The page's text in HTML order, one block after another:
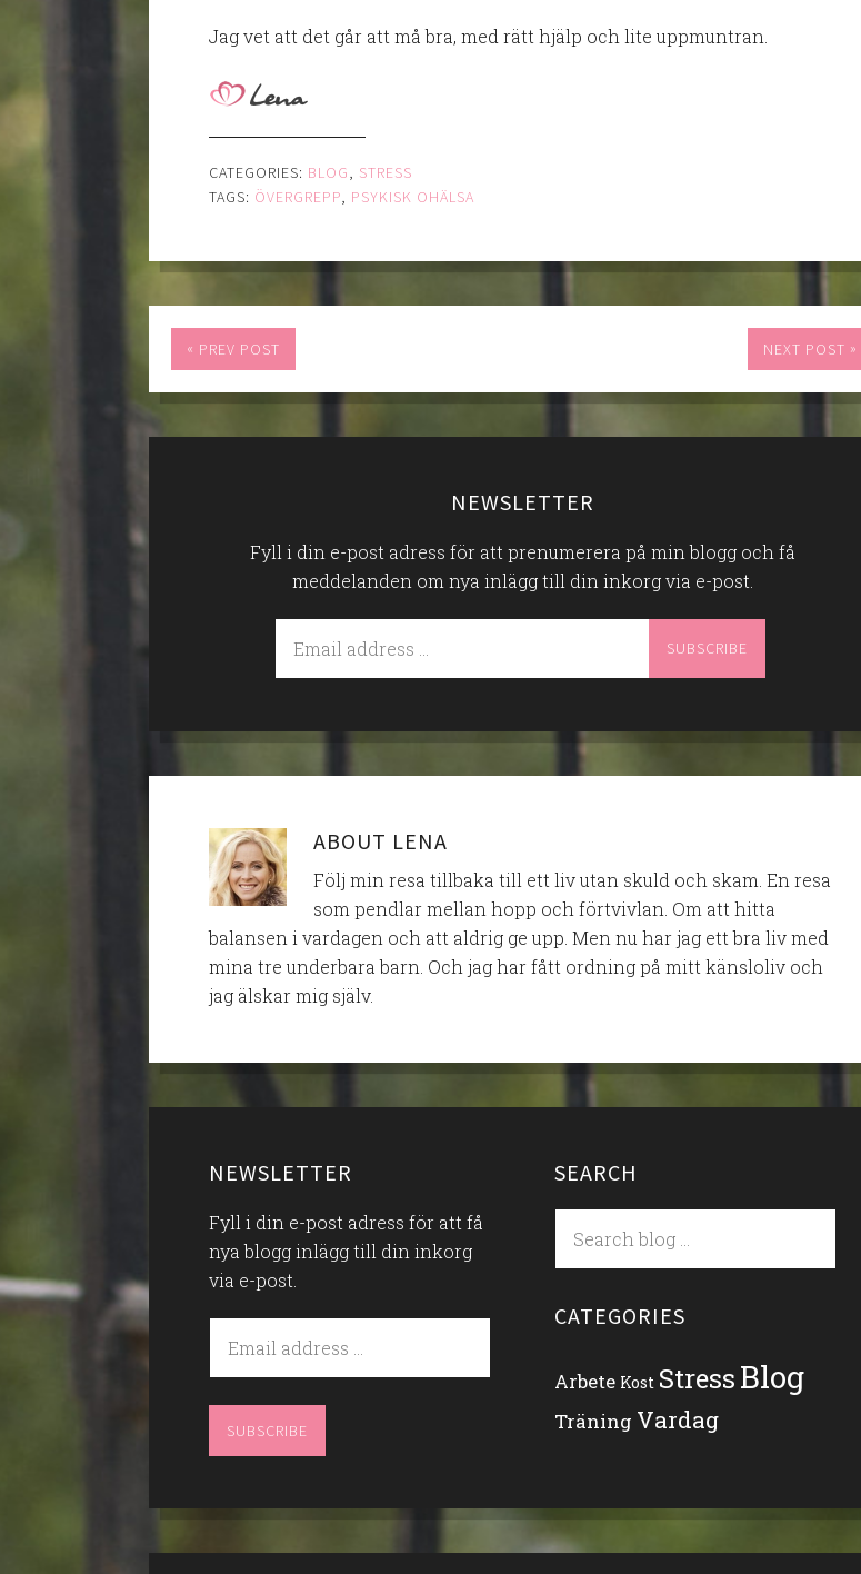
Jag vet att det går att må bra, med rätt hjälp och lite uppmuntran.
CATEGORIES: BLOG, STRESS
TAGS: ÖVERGREPP, PSYKISK OHÄLSA
« PREV POST NEXT POST »
NEWSLETTER
Fyll i din e-post adress för att prenumerera på min blogg och få
meddelanden om nya inlägg till din inkorg via e-post.
ABOUT LENA
Följ min resa tillbaka till ett liv utan skuld och skam. En resa
som pendlar mellan hopp och förtvivlan. Om att hitta
balansen i vardagen och att aldrig ge upp. Men nu har jag ett bra liv med
mina tre underbara barn. Och jag har fått ordning på mitt känsloliv och
jag älskar mig själv.
NEWSLETTER
Fyll i din e-post adress för att få
nya blogg inlägg till din inkorg
via e-post.
SEARCH
CATEGORIES
Arbete Kost StressBlog
Träning Vardag